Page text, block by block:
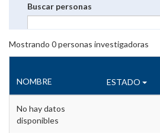
Buscar personas
Mostrando 0personas investigadoras
NOMBRE ESTADO
No hay datos
disponibles